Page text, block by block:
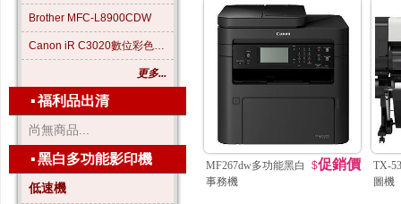
Brother MFC-L8900CDW
Canon iR C3020數位彩色影印機
更多...
▪福利品出清
尚無商品...
▪黑白多功能影印機
低速機
MF267dw多功能黑白
事務機
$促銷價
TX-
圖機